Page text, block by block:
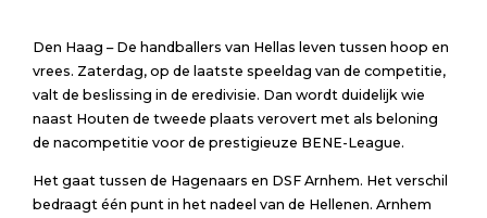
Den Haag – De handballers van Hellas leven tussen hoop en
vrees. Zaterdag, op de laatste speeldag van de competitie,
valt de beslissing in de eredivisie. Dan wordt duidelijk wie
naast Houten de tweede plaats verovert met als beloning
de nacompetitie voor de prestigieuze BENE-League.
Het gaat tussen de Hagenaars en DSF Arnhem. Het verschil
bedraagt één punt in het nadeel van de Hellenen. Arnhem